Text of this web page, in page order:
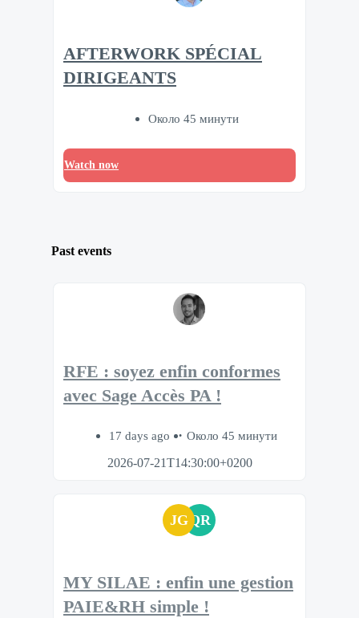
AFTERWORK SPÉCIAL
DIRIGEANTS
Около 45 минути
Watch now
Past events
RFE : soyez enfin conformes
avec Sage Accès PA !
17 days ago
Около 45 минути
2026-07-21T14:30:00+0200
JG QR
MY SILAE : enfin une gestion
PAIE&RH simple !